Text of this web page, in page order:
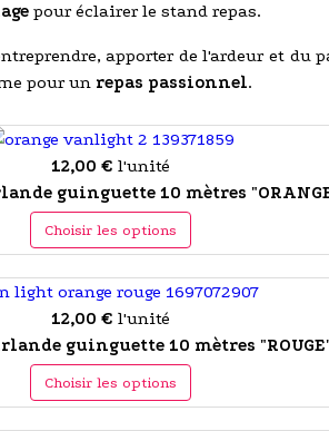
pour éclairer le stand repas.
apporter de l'ardeur et du
pour un repas passionnel.
12,00 € l'unité
guinguette 10 mètres
Choisir les options
12,00 € l'unité
guinguette 10 mètres
Choisir les options